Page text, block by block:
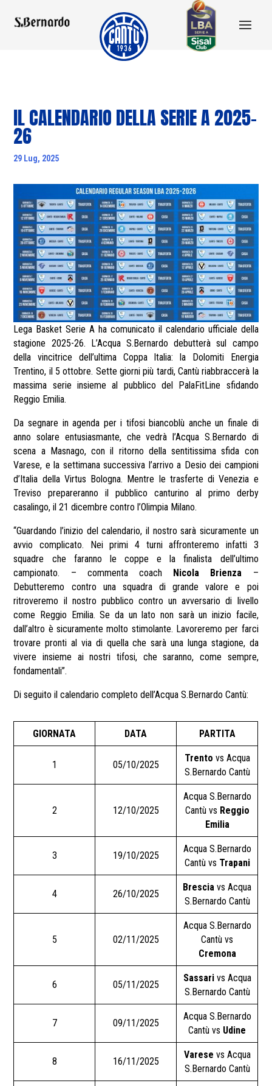
IL CALENDARIO DELLA SERIE A 2025-
26
29 Lug, 2025
Lega Basket Serie A ha comunicato il calendario ufficiale della
stagione 2025-26. L’Acqua S.Bernardo debutterà sul campo
della vincitrice dell’ultima Coppa Italia: la Dolomiti Energia
Trentino, il 5 ottobre. Sette giorni più tardi, Cantù riabbraccerà la
massima serie insieme al pubblico del PalaFitLine sfidando
Reggio Emilia.
Da segnare in agenda per i tifosi biancoblù anche un finale di
anno solare entusiasmante, che vedrà l’Acqua S.Bernardo di
scena a Masnago, con il ritorno della sentitissima sfida con
Varese, e la settimana successiva l’arrivo a Desio dei campioni
d’Italia della Virtus Bologna. Mentre le trasferte di Venezia e
Treviso prepareranno il pubblico canturino al primo derby
casalingo, il 21 dicembre contro l’Olimpia Milano.
“Guardando l’inizio del calendario, il nostro sarà sicuramente un
avvio complicato. Nei primi 4 turni affronteremo infatti 3
squadre che faranno le coppe e la finalista dell’ultimo
campionato. – commenta coach Nicola Brienza –
Debutteremo contro una squadra di grande valore e poi
ritroveremo il nostro pubblico contro un avversario di livello
come Reggio Emilia. Se da un lato non sarà un inizio facile,
dall’altro è sicuramente molto stimolante. Lavoreremo per farci
trovare pronti al via di quella che sarà una lunga stagione, da
vivere insieme ai nostri tifosi, che saranno, come sempre,
fondamentali”.
Di seguito il calendario completo dell’Acqua S.Bernardo Cantù:
GIORNATA DATA PARTITA
1 05/10/2025
Trento vs Acqua
S.Bernardo Cantù
2 12/10/2025
Acqua S.Bernardo
Cantù vs Reggio
Emilia
3 19/10/2025
Acqua S.Bernardo
Cantù vs Trapani
4 26/10/2025
Bresciavs Acqua
S.Bernardo Cantù
5 02/11/2025
Acqua S.Bernardo
Cantù vs
Cremona
6 05/11/2025
Sassari vs Acqua
S.Bernardo Cantù
7 09/11/2025
Acqua S.Bernardo
Cantù vs Udine
8 16/11/2025
Varese vs Acqua
S.Bernardo Cantù